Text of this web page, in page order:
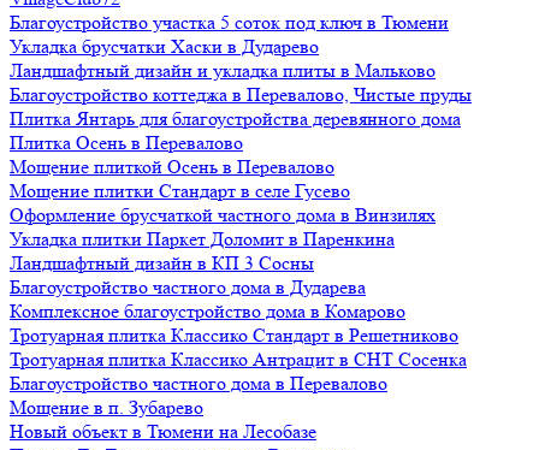
Благоустройство участка 5 соток под ключ в Тюмени
Укладка брусчатки Хаски в Дударево
Ландшафтный дизайн и укладка плиты в Мальково
Благоустройство коттеджа в Перевалово, Чистые пруды
Плитка Янтарь для благоустройства деревянного дома
Плитка Осень в Перевалово
Мощение плиткой Осень в Перевалово
Мощение плитки Стандарт в селе Гусево
Оформление брусчаткой частного дома в Винзилях
Укладка плитки Паркет Доломит в Паренкина
Ландшафтный дизайн в КП 3 Сосны
Благоустройство частного дома в Дударева
Комплексное благоустройство дома в Комарово
Тротуарная плитка Классико Стандарт в Решетниково
Тротуарная плитка Классико Антрацит в СНТ Сосенка
Благоустройство частного дома в Перевалово
Мощение в п. Зубарево
Новый объект в Тюмени на Лесобазе